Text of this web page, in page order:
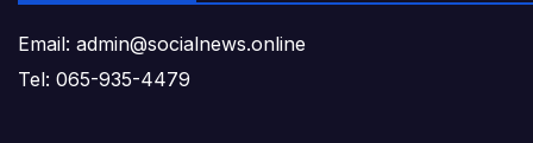
Email: admin@socialnews.online
Tel: 065-935-4479